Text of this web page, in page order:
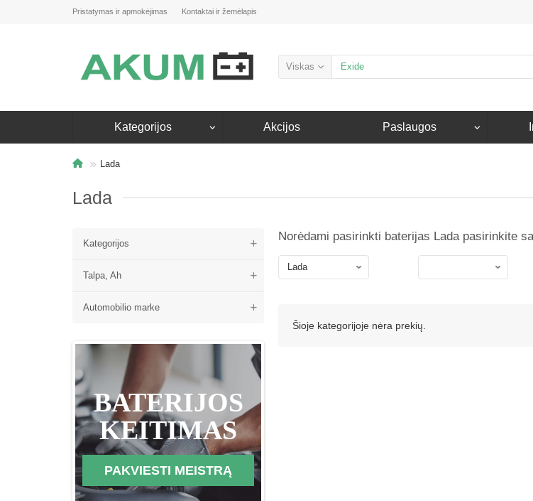
Pristatymas ir apmokėjimas Kontaktai ir žemėlapis
Viskas
Kategorijos Akcijos Paslaugos
Lada
Lada
Kategorijos
Talpa, Ah
Automobilio marke
BATERIJOS
KEITIMAS
PAKVIESTI MEISTRĄ
Norėdami pasirinkti baterijas Lada pasirinkite
Šioje kategorijoje nėra prekių.